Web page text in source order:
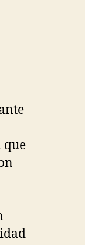
que